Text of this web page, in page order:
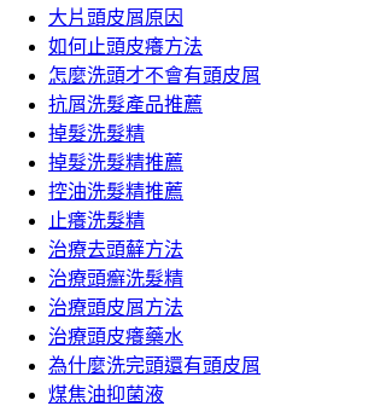
大片頭皮屑原因
如何止頭皮癢方法
怎麼洗頭才不會有頭皮屑
抗屑洗髮產品推薦
掉髮洗髮精
掉髮洗髮精推薦
控油洗髮精推薦
止癢洗髮精
治療去頭蘚方法
治療頭癬洗髮精
治療頭皮屑方法
治療頭皮癢藥水
為什麼洗完頭還有頭皮屑
煤焦油抑菌液